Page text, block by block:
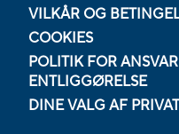
VILKÅR OG
COOKIES
POLITIK FOR
ENTLIGGØRELSE
DINE VALG AF